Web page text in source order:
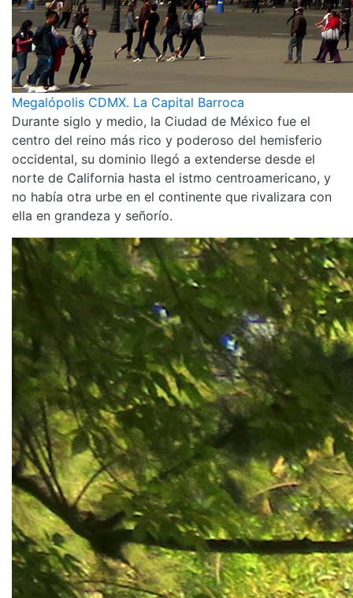
Megalópolis CDMX. La Capital Barroca
Durante siglo y medio, la Ciudad de México fue el
centro del reino más rico y poderoso del hemisferio
occidental, su dominio llegó a extenderse desde el
norte de California hasta el istmo centroamericano, y
no había otra urbe en el continente que rivalizara con
ella en grandeza y señorío.